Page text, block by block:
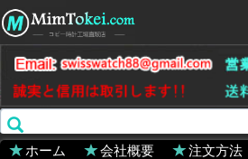
ホーム 会社概要 注文方法